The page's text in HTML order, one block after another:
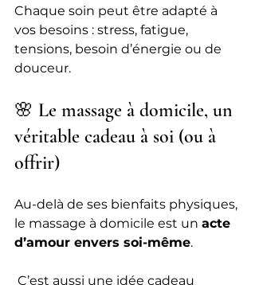
Chaque soin peut être adapté à
vos besoins : stress, fatigue,
tensions, besoin d’énergie ou de
douceur.
🌸 Le massage à domicile, un
véritable cadeau à soi (ou à
offrir)
Au-delà de ses bienfaits physiques,
le massage à domicile est un acte
d’amour envers soi-même.